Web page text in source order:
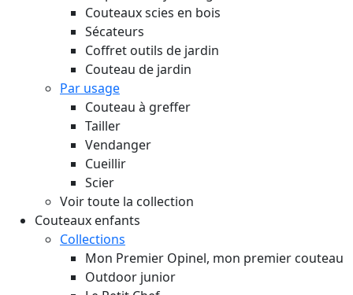
Couteaux scies en bois
Sécateurs
Coffret outils de jardin
Couteau de jardin
Par usage
Couteau à greffer
Tailler
Vendanger
Cueillir
Scier
Voir toute la collection
Couteaux enfants
Collections
Mon Premier Opinel, mon premier couteau
Outdoor junior